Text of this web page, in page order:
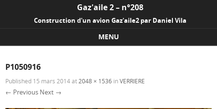
Gaz'aile 2 – n°208
Construction d'un avion Gaz'aile2 par Daniel Vila
MENU
P1050916
Published 15 mars 2014at 2048 × 1536 inVERRIERE
← Previous Next →